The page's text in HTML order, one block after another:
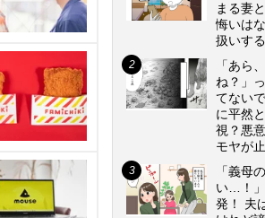
まる妻
悔いは
扱いす
「あら
ね？」
てない
に平然
視？悪
モヤが
「義母
い…！
発！ 夫